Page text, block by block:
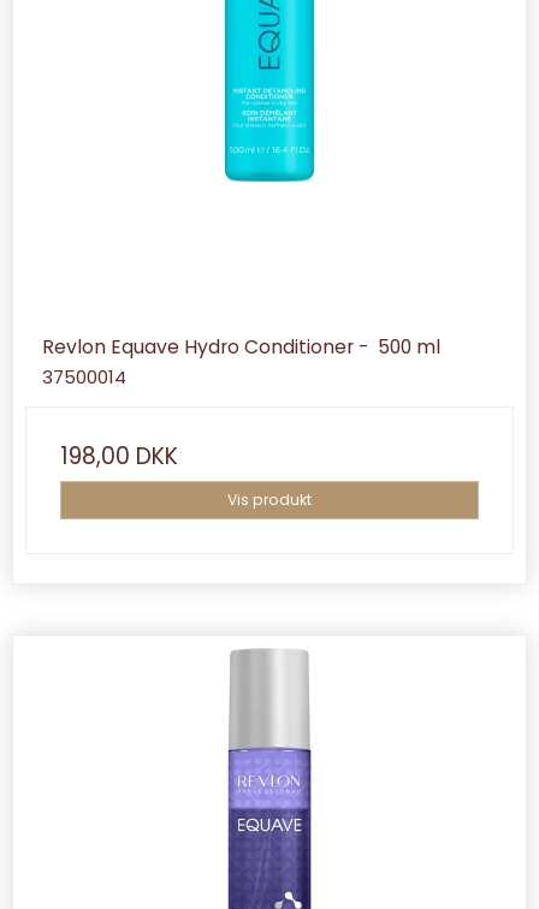
Revlon Equave Hydro Conditioner - 500 ml
37500014
198,00 DKK
Vis produkt